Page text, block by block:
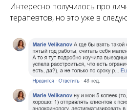
Интересно получилось про
терапевтов, но это уже в